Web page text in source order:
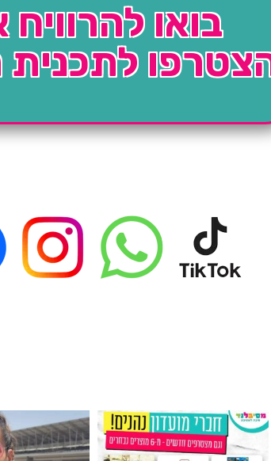
בואו להרוויח
מין העובר רק במסיבלנד !! קיים
כוס נירוסטה ענקית שכול אחד צריך!